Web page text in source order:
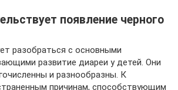
появление черного
разобраться с основными
развитие диареи у детей. Они
и разнообразны. К
причинам, способствующим